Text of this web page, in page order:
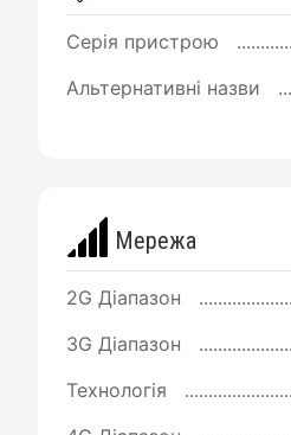
Серія пристрою
Альтернативні назви
Мережа
2G Діапазон
3G Діапазон
Технологія